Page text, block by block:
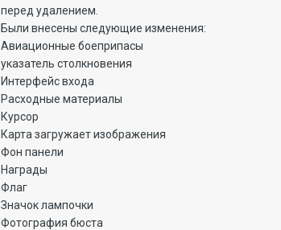
перед удалением.
Были внесены следующие изменения:
Авиационные боеприпасы
указатель столкновения
Интерфейс входа
Расходные материалы
Курсор
Карта загружает изображения
Фон панели
Награды
Флаг
Значок лампочки
Фотография бюста